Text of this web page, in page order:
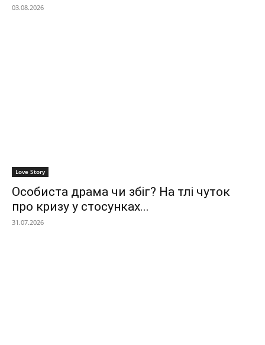
03.08.2026
Love Story
Особиста драма чи збіг? На тлі чуток
про кризу у стосунках...
31.07.2026